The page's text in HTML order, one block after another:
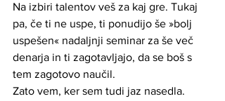
Na izbiri talentov veš za kaj gre. Tukaj
pa, če ti ne uspe, ti ponudijo še »bolj
uspešen« nadaljnji seminar za še več
denarja in ti zagotavljajo, da se boš s
tem zagotovo naučil.
Zato vem, ker sem tudi jaz nasedla.